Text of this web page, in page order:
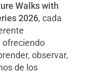
Walks with
2026, cada
ofreciendo
observar,
de los